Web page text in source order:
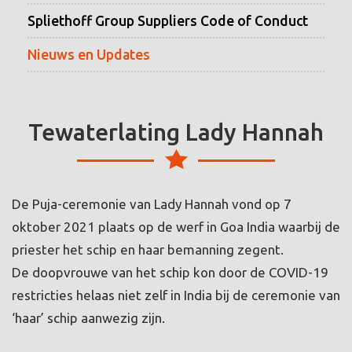
Spliethoff Group Suppliers Code of Conduct
Nieuws en Updates
Tewaterlating Lady Hannah
De Puja-ceremonie van Lady Hannah vond op 7
oktober 2021 plaats op de werf in Goa India waarbij de
priester het schip en haar bemanning zegent.
De doopvrouwe van het schip kon door de COVID-19
restricties helaas niet zelf in India bij de ceremonie van
‘haar’ schip aanwezig zijn.